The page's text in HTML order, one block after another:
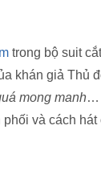
trong bộ suit
khán giả Thủ
mong manh…
phối và cách